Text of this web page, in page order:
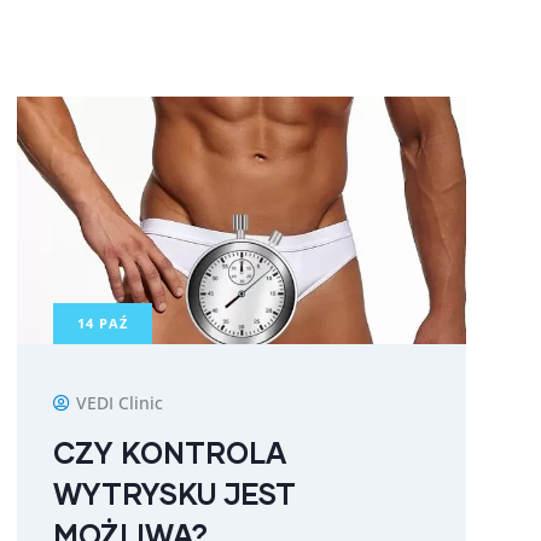
14 PAŹ
VEDI Clinic
CZY KONTROLA
WYTRYSKU JEST
MOŻLIWA?